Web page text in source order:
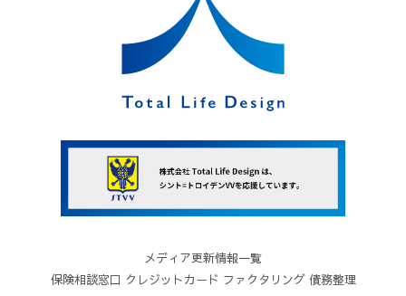
効力があるものとし、本規約と同様に扱うものと
４．本サイト上に本規約と異なる定めがある場
合、または本規約に記載されていない定めがある
場合は、その定めが優先して適用されます。
５．当社は、変更が応募者の一般の利益に適合す
るとき、またはその他合理的なものであるときに
は、本規約を変更できるものとします。この場
合、当社は変更前に、あらかじめ変更日を定めた
メディア更新情報一覧
保険相談窓口 クレジットカード ファクタリング 債務整理